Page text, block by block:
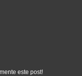
este post!